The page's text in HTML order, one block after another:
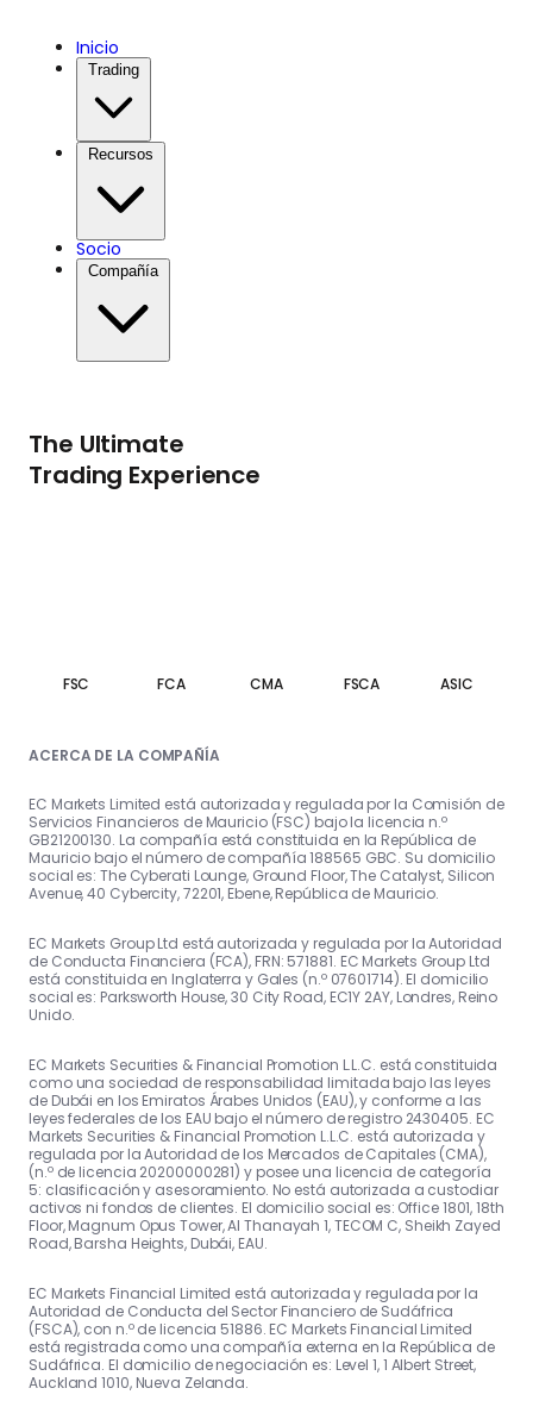
Inicio
Trading
Recursos
Socio
Compañía
The Ultimate
Trading Experience
FSC FCA CMA FSCA ASIC
ACERCA DE LA COMPAÑÍA
EC Markets Limited está autorizada y regulada por la Comisión de
Servicios Financieros de Mauricio (FSC) bajo la licencia n.º
GB21200130. La compañía está constituida en la República de
Mauricio bajo el número de compañía 188565 GBC. Su domicilio
social es: The Cyberati Lounge, Ground Floor, The Catalyst, Silicon
Avenue, 40 Cybercity, 72201, Ebene, República de Mauricio.
EC Markets Group Ltd está autorizada y regulada por la Autoridad
de Conducta Financiera (FCA), FRN: 571881. EC Markets Group Ltd
está constituida en Inglaterra y Gales (n.º 07601714). El domicilio
social es: Parksworth House, 30 City Road, EC1Y 2AY, Londres, Reino
Unido.
EC Markets Securities & Financial Promotion L.L.C. está constituida
como una sociedad de responsabilidad limitada bajo las leyes
de Dubái en los Emiratos Árabes Unidos (EAU), y conforme a las
leyes federales de los EAU bajo el número de registro 2430405. EC
Markets Securities & Financial Promotion L.L.C. está autorizada y
regulada por la Autoridad de los Mercados de Capitales (CMA),
(n.º de licencia 20200000281) y posee una licencia de categoría
5: clasificación y asesoramiento. No está autorizada a custodiar
activos ni fondos de clientes. El domicilio social es: Office 1801, 18th
Floor, Magnum Opus Tower, Al Thanayah 1, TECOM C, Sheikh Zayed
Road, Barsha Heights, Dubái, EAU.
EC Markets Financial Limited está autorizada y regulada por la
Autoridad de Conducta del Sector Financiero de Sudáfrica
(FSCA), con n.º de licencia 51886. EC Markets Financial Limited
está registrada como una compañía externa en la República de
Sudáfrica. El domicilio de negociación es: Level 1, 1 Albert Street,
Auckland 1010, Nueva Zelanda.